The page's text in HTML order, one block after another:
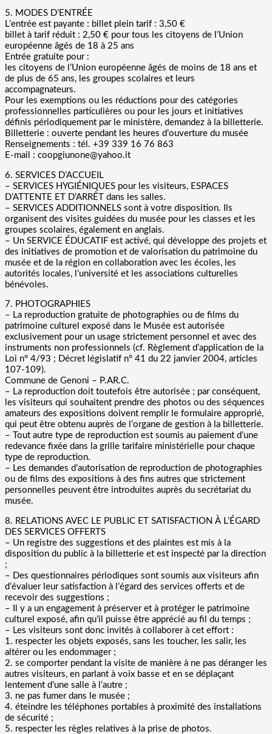
5. MODES D’ENTRÉE
L’entrée est payante : billet plein tarif : 3,50 €
billet à tarif réduit : 2,50 € pour tous les citoyens de l’Union
européenne âgés de 18 à 25 ans
Entrée gratuite pour :
les citoyens de l’Union européenne âgés de moins de 18 ans et
de plus de 65 ans, les groupes scolaires et leurs
accompagnateurs.
Pour les exemptions ou les réductions pour des catégories
professionnelles particulières ou pour les jours et initiatives
définis périodiquement par le ministère, demandez à la billetterie.
Billetterie : ouverte pendant les heures d’ouverture du musée
Renseignements : tél. +39 339 16 76 863
E-mail : coopgiunone@yahoo.it
6. SERVICES D’ACCUEIL
– SERVICES HYGIÉNIQUES pour les visiteurs, ESPACES
D’ATTENTE ET D’ARRÊT dans les salles.
– SERVICES ADDITIONNELS sont à votre disposition. Ils
organisent des visites guidées du musée pour les classes et les
groupes scolaires, également en anglais.
– Un SERVICE ÉDUCATIF est activé, qui développe des projets et
des initiatives de promotion et de valorisation du patrimoine du
musée et de la région en collaboration avec les écoles, les
autorités locales, l’université et les associations culturelles
bénévoles.
7. PHOTOGRAPHIES
– La reproduction gratuite de photographies ou de films du
patrimoine culturel exposé dans le Musée est autorisée
exclusivement pour un usage strictement personnel et avec des
instruments non professionnels (cf. Règlement d’application de la
Loi n° 4/93 ; Décret législatif n° 41 du 22 janvier 2004, articles
107-109).
Commune de Genoni – P.AR.C.
– La reproduction doit toutefois être autorisée ; par conséquent,
les visiteurs qui souhaitent prendre des photos ou des séquences
amateurs des expositions doivent remplir le formulaire approprié,
qui peut être obtenu auprès de l’organe de gestion à la billetterie.
– Tout autre type de reproduction est soumis au paiement d’une
redevance fixée dans la grille tarifaire ministérielle pour chaque
type de reproduction.
– Les demandes d’autorisation de reproduction de photographies
ou de films des expositions à des fins autres que strictement
personnelles peuvent être introduites auprès du secrétariat du
musée.
8. RELATIONS AVEC LE PUBLIC ET SATISFACTION À L’ÉGARD
DES SERVICES OFFERTS
– Un registre des suggestions et des plaintes est mis à la
disposition du public à la billetterie et est inspecté par la direction
;
– Des questionnaires périodiques sont soumis aux visiteurs afin
d’évaluer leur satisfaction à l’égard des services offerts et de
recevoir des suggestions ;
– Il y a un engagement à préserver et à protéger le patrimoine
culturel exposé, afin qu’il puisse être apprécié au fil du temps ;
– Les visiteurs sont donc invités à collaborer à cet effort :
1. respecter les objets exposés, sans les toucher, les salir, les
altérer ou les endommager ;
2. se comporter pendant la visite de manière à ne pas déranger les
autres visiteurs, en parlant à voix basse et en se déplaçant
lentement d’une salle à l’autre ;
3. ne pas fumer dans le musée ;
4. éteindre les téléphones portables à proximité des installations
de sécurité ;
5. respecter les règles relatives à la prise de photos.